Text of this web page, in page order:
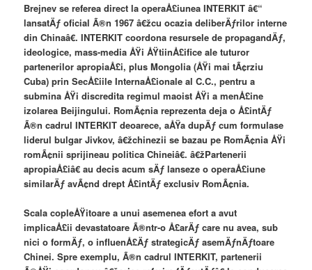
Brejnev se referea direct la operaÅ£iunea INTERKIT â€“
lansatÄƒ oficial Ã®n 1967 â€žcu ocazia deliberÄƒrilor interne
din Chinaâ€. INTERKIT coordona resursele de propagandÄƒ,
ideologice, mass-media ÅŸi ÅŸtiinÅ£ifice ale tuturor
partenerilor apropiaÅ£i, plus Mongolia (ÅŸi mai tÃ¢rziu
Cuba) prin SecÅ£iile InternaÅ£ionale al C.C., pentru a
submina ÅŸi discredita regimul maoist ÅŸi a menÅ£ine
izolarea Beijingului. RomÃ¢nia reprezenta deja o Å£intÄƒ
Ã®n cadrul INTERKIT deoarece, aÅŸa dupÄƒ cum formulase
liderul bulgar Jivkov, â€žchinezii se bazau pe RomÃ¢nia ÅŸi
romÃ¢nii sprijineau politica Chineiâ€. â€žPartenerii
apropiaÅ£iâ€ au decis acum sÄƒ lanseze o operaÅ£iune
similarÄƒ avÃ¢nd drept Å£intÄƒ exclusiv RomÃ¢nia.
Scala copleÅŸitoare a unui asemenea efort a avut
implicaÅ£ii devastatoare Ã®ntr-o Å£arÄƒ care nu avea, sub
nici o formÄƒ, o influenÅ£Äƒ strategicÄƒ asemÄƒnÄƒtoare
Chinei. Spre exemplu, Ã®n cadrul INTERKIT, partenerii